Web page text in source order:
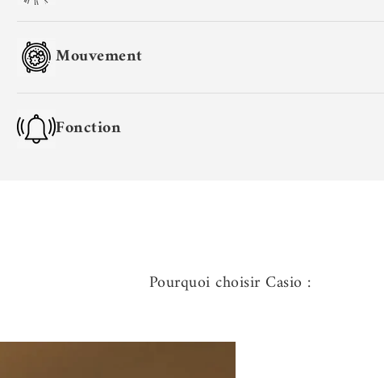
Mouvement
Fonction
Pourquoi choisir Casio :